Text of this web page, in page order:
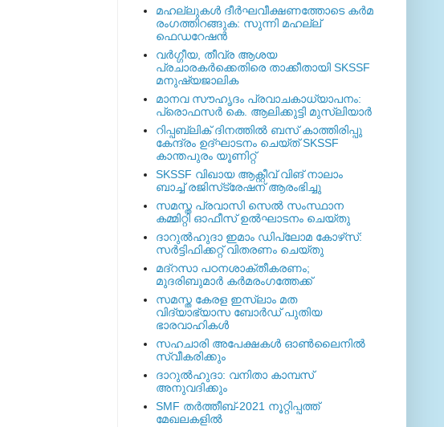
മഹല്ലുകള്‍ ദീര്‍ഘവീക്ഷണത്തോടെ കര്‍മ
രംഗത്തിറങ്ങുക: സുന്നി മഹല്ല്
ഫെഡറേഷന്‍
വര്‍ഗ്ഗീയ, തീവ്ര ആശയ
പ്രചാരകര്‍ക്കെതിരെ താക്കീതായി SKSSF
മനുഷ്യജാലിക
മാനവ സൗഹൃദം പ്രവാചകാധ്യാപനം:
പ്രൊഫസർ കെ. ആലിക്കുട്ടി മുസ്ലിയാർ
റിപ്പബ്ലിക് ദിനത്തില്‍ ബസ് കാത്തിരിപ്പു
കേന്ദ്രം ഉദ്ഘാടനം ചെയ്ത്‌ SKSSF
കാന്തപുരം യൂണിറ്റ്
SKSSF വിഖായ ആക്റ്റീവ് വിങ് നാലാം
ബാച്ച് രജിസ്‌ട്രേഷന് ആരംഭിച്ചു
സമസ്ത പ്രവാസി സെല്‍ സംസ്ഥാന
കമ്മിറ്റി ഓഫീസ് ഉല്‍ഘാടനം ചെയ്തു
ദാറുല്‍ഹുദാ ഇമാം ഡിപ്ലോമ കോഴ്‌സ്:
സര്‍ട്ടിഫിക്കറ്റ് വിതരണം ചെയ്തു
മദ്‌റസാ പഠനശാക്തീകരണം;
മുദരിബുമാര്‍ കര്‍മരംഗത്തേക്ക്
സമസ്ത കേരള ഇസ്ലാം മത
വിദ്യാഭ്യാസ ബോര്‍ഡ് പുതിയ
ഭാരവാഹികള്‍
സഹചാരി അപേക്ഷകൾ ഓൺലൈനിൽ
സ്വീകരിക്കും
ദാറുല്‍ഹുദാ: വനിതാ കാമ്പസ്
അനുവദിക്കും
SMF തര്‍ത്തീബ്-2021 നൂറ്റിപ്പത്ത്
മേഖലകളില്‍